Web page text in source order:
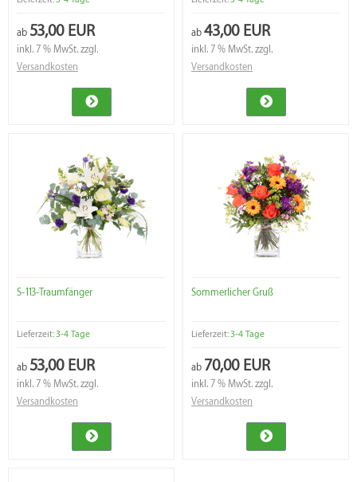
ab 53,00 EUR
inkl. 7 % MwSt. zzgl.
Versandkosten
ab 43,00 EUR
inkl. 7 % MwSt. zzgl.
Versandkosten
S-113-Traumfänger
Lieferzeit:3-4 Tage
ab 53,00 EUR
inkl. 7 % MwSt. zzgl.
Versandkosten
Sommerlicher Gruß
Lieferzeit:3-4 Tage
ab 70,00 EUR
inkl. 7 % MwSt. zzgl.
Versandkosten